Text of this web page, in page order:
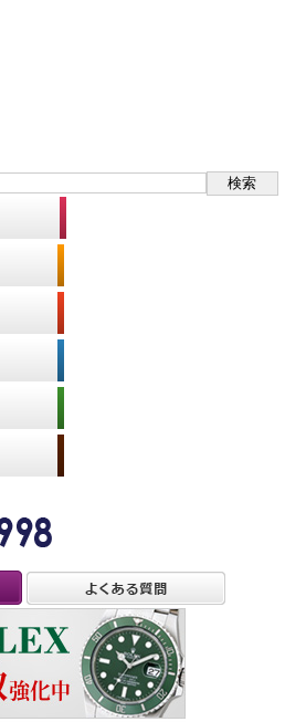
検索